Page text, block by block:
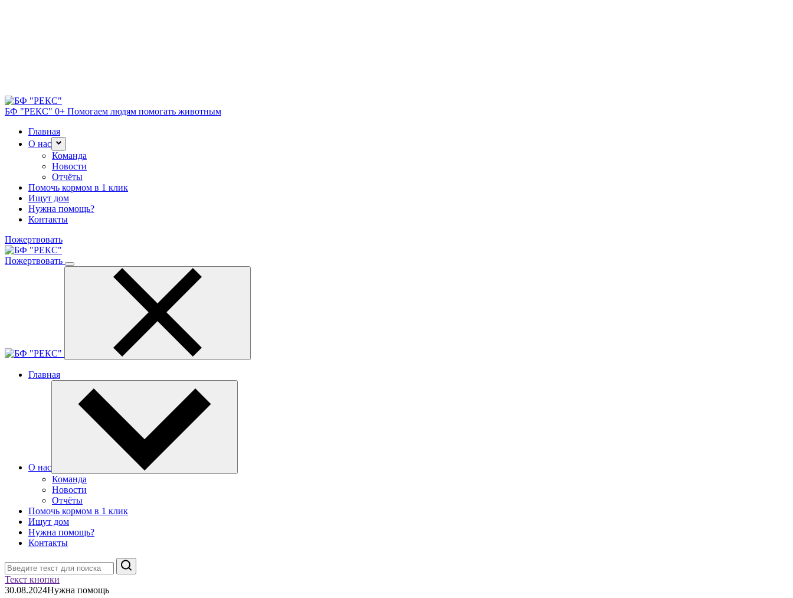
БФ "РЕКС" 0+ Помогаем людям помогать животным
Главная
О нас
Команда
Новости
Отчёты
Помочь кормом в 1 клик
Ищут дом
Нужна помощь?
Контакты
Пожертвовать
Пожертвовать
Главная
О нас
Команда
Новости
Отчёты
Помочь кормом в 1 клик
Ищут дом
Нужна помощь?
Контакты
Поиск
Текст кнопки
30.08.2024Нужна помощь